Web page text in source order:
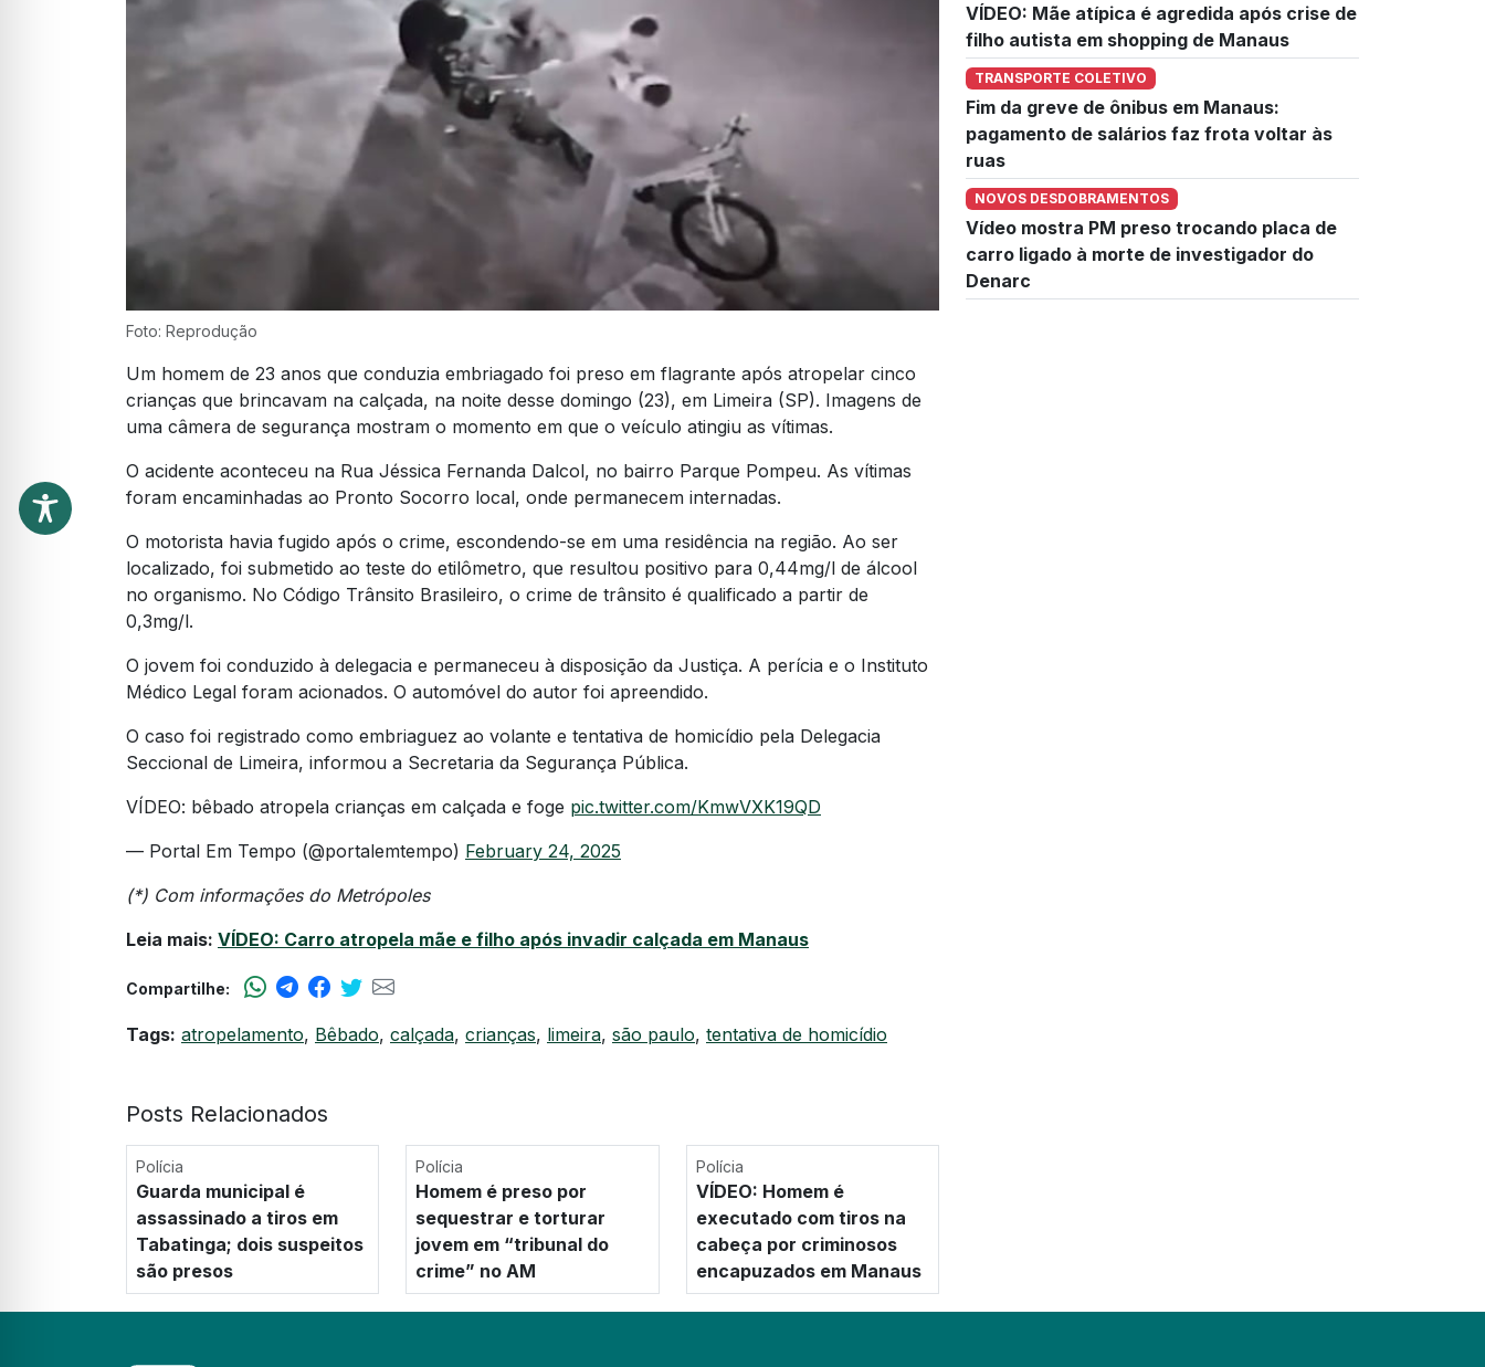
Foto: Reprodução
Um homem de 23 anos que conduzia embriagado foi preso em flagrante após atropelar cinco
crianças que brincavam na calçada, na noite desse domingo (23), em Limeira (SP). Imagens de
uma câmera de segurança mostram o momento em que o veículo atingiu as vítimas.
O acidente aconteceu na Rua Jéssica Fernanda Dalcol, no bairro Parque Pompeu. As vítimas
foram encaminhadas ao Pronto Socorro local, onde permanecem internadas.
O motorista havia fugido após o crime, escondendo-se em uma residência na região. Ao ser
localizado, foi submetido ao teste do etilômetro, que resultou positivo para 0,44mg/l de álcool
no organismo. No Código Trânsito Brasileiro, o crime de trânsito é qualificado a partir de
0,3mg/l.
O jovem foi conduzido à delegacia e permaneceu à disposição da Justiça. A perícia e o Instituto
Médico Legal foram acionados. O automóvel do autor foi apreendido.
O caso foi registrado como embriaguez ao volante e tentativa de homicídio pela Delegacia
Seccional de Limeira, informou a Secretaria da Segurança Pública.
VÍDEO: bêbado atropela crianças em calçada e foge pic.twitter.com/KmwVXK19QD
— Portal Em Tempo (@portalemtempo) February 24, 2025
(*) Com informações do Metrópoles
Leia mais: VÍDEO: Carro atropela mãe e filho após invadir calçada em Manaus
Compartilhe:
Tags: atropelamento, Bêbado, calçada, crianças, limeira, são paulo, tentativa de homicídio
Posts Relacionados
Polícia
Guarda municipal é
assassinado a tiros em
Tabatinga; dois suspeitos
são presos
Polícia
Homem é preso por
sequestrar e torturar
jovem em “tribunal do
crime” no AM
Polícia
VÍDEO: Homem é
executado com tiros na
cabeça por criminosos
encapuzados em Manaus
VÍDEO: Mãe atípica é agredida após crise de
filho autista em shopping de Manaus
TRANSPORTE COLETIVO
Fim da greve de ônibus em Manaus:
pagamento de salários faz frota voltar às
ruas
NOVOS DESDOBRAMENTOS
Vídeo mostra PM preso trocando placa de
carro ligado à morte de investigador do
Denarc